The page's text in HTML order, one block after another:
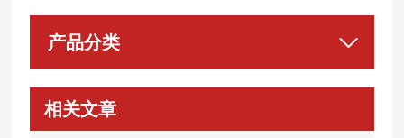
产品分类
相关文章